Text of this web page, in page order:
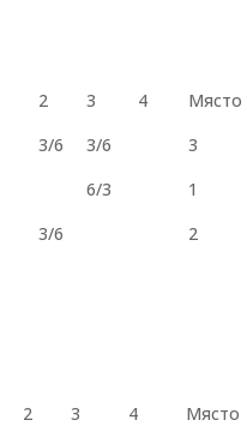
2 3 4
Място
3/6 3/6
3
6/3
1
3/6 2
2 3 4
Място